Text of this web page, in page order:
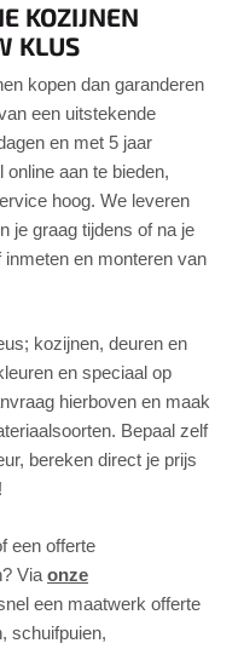
KOZIJNEN
KLUS
kopen dan garanderen
een uitstekende
en met 5 jaar
aan te bieden,
hoog. We leveren
je graag tijdens of na je
en monteren van
kozijnen, deuren en
en speciaal op
hierboven en maak
Bepaal zelf
bereken direct je prijs
een offerte
Via onze
een maatwerk offerte
schuifpuien,